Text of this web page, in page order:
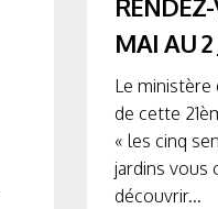
MAI AU 2
Le ministère
de cette
« les cinq
jardins vous
découvrir...